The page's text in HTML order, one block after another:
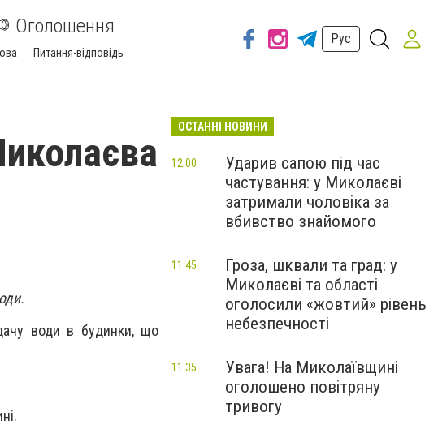
Оголошення
Питання-відповідь
Рус
води в будинки, що
ОСТАННІ НОВИНИ
Ударив сапою під час
частування: у Миколаєві
затримали чоловіка за
вбивство знайомого
12:00
Гроза, шквали та град: у
Миколаєві та області
оголосили «жовтий» рівень
небезпечності
11:45
Увага! На Миколаївщині
оголошено повітряну
тривогу
11:35